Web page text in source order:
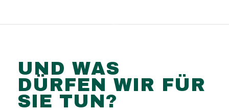
UND WAS
DÜRFEN WIR FÜR
SIE TUN?